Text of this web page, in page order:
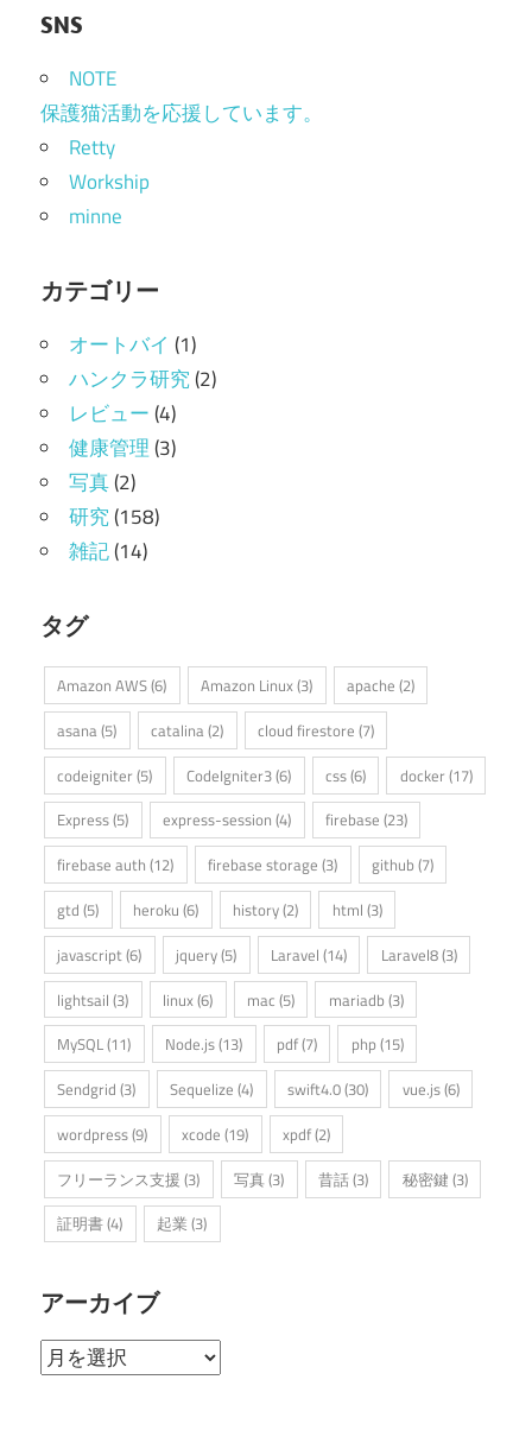
SNS
NOTE
保護猫活動を応援しています。
Retty
Workship
minne
カテゴリー
オートバイ (1)
ハンクラ研究(2)
レビュー(4)
健康管理(3)
写真(2)
研究(158)
雑記(14)
タグ
Amazon AWS(6) Amazon Linux(3) apache (2)
asana (5) catalina (2) cloud firestore (7)
codeigniter (5) CodeIgniter3(6) css(6) docker (17)
Express(5) express-session (4) firebase (23)
firebase auth (12) firebase storage (3) github (7)
gtd (5) heroku (6) history(2) html (3)
javascript(6) jquery(5) Laravel (14) Laravel8(3)
lightsail (3) linux(6) mac (5) mariadb (3)
MySQL(11) Node.js(13) pdf(7) php(15)
Sendgrid (3) Sequelize (4) swift4.0(30) vue.js(6)
wordpress(9) xcode (19) xpdf(2)
フリーランス支援 (3) 写真(3) 昔話(3) 秘密鍵 (3)
証明書(4) 起業 (3)
アーカイブ
ア